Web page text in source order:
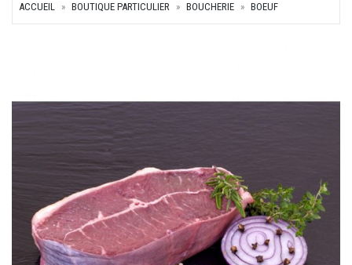
ACCUEIL BOUTIQUE PARTICULIER BOUCHERIE BOEUF